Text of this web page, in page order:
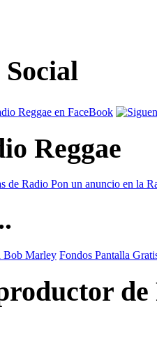
Reggae
de Radio Pon un anuncio en la
Bob Marley Fondos Pantalla
de